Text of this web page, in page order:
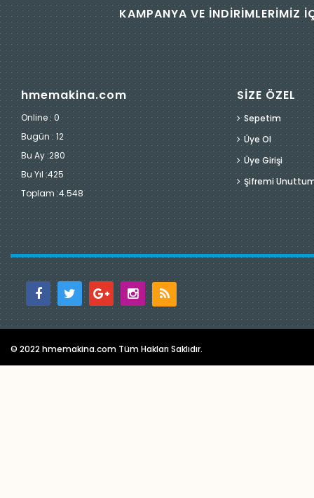
KAMPANYA VE İNDİRİMLERİMİZ
hmemakina.com
Online : 0
Bugün : 12
Bu Ay :280
Bu Yıl :425
Toplam :4.548
SİZE ÖZEL
Sepetim
Üye Ol
Üye Girişi
Şifremi
© 2022 hmemakina.com Tüm Hakları Saklıdır.